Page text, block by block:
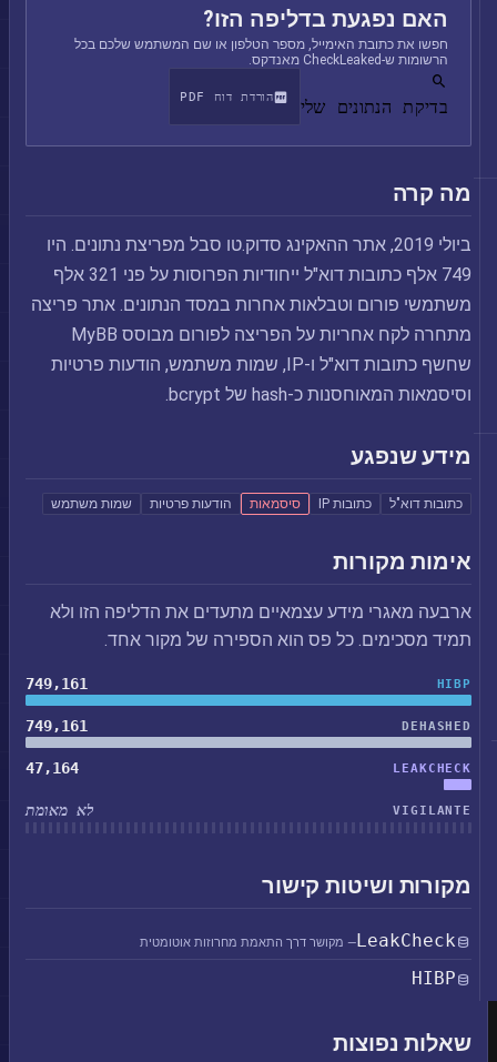
האם נפגעת בדליפה הזו?
חפשו את כתובת האימייל, מספר הטלפון או שם המשתמש שלכם בכל
הרשומות ש-CheckLeaked מאנדקס.
בדיקת הנתונים שלי הורדת דוח PDF
מה קרה
ביולי 2019, אתר ההאקינג סדוק.טו סבל מפריצת נתונים. היו
749 אלף כתובות דוא"ל ייחודיות הפרוסות על פני 321 אלף
משתמשי פורום וטבלאות אחרות במסד הנתונים. אתר פריצה
מתחרה לקח אחריות על הפריצה לפורום מבוסס MyBB
שחשף כתובות דוא"ל ו-IP, שמות משתמש, הודעות פרטיות
וסיסמאות המאוחסנות כ-hash של bcrypt.
מידע שנפגע
כתובות דוא"ל כתובות IP סיסמאות הודעות פרטיות שמות משתמש
אימות מקורות
ארבעה מאגרי מידע עצמאיים מתעדים את הדליפה הזו ולא
תמיד מסכימים. כל פס הוא הספירה של מקור אחד.
HIBP
749,161
DEHASHED
749,161
LEAKCHECK
47,164
VIGILANTE לא מאומת
מקורות ושיטות קישור
LeakCheck— מקושר דרך התאמת מחרוזות אוטומטית
HIBP
שאלות נפוצות